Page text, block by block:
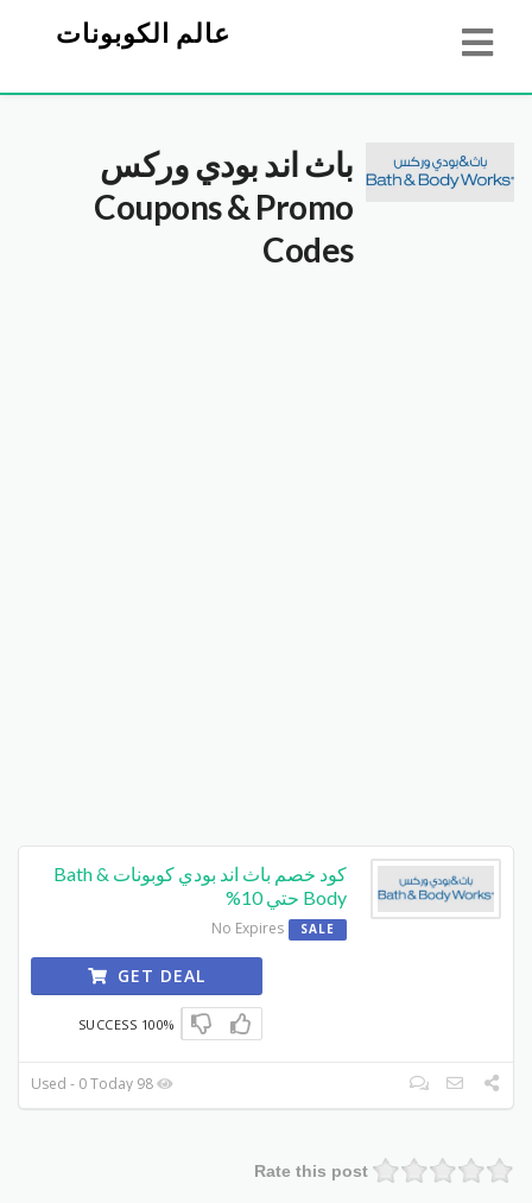
عالم الكوبونات
باث اند بودي وركس
Coupons & Promo
Codes
كود خصم باث اند بودي كوبونات Bath &
Body حتي 10%
SALE
No Expires
GET DEAL
100% SUCCESS
Rate this post